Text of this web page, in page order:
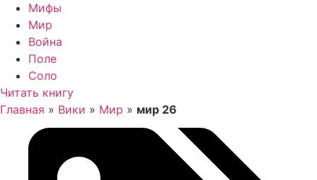
Мифы
Мир
Война
Поле
Соло
Читать книгу
Главная » Вики » Мир » мир 26